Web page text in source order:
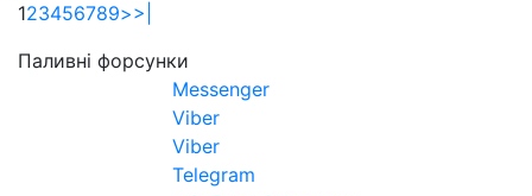
123456789>>|
Паливні форсунки
Messenger
Viber
Viber
Telegram